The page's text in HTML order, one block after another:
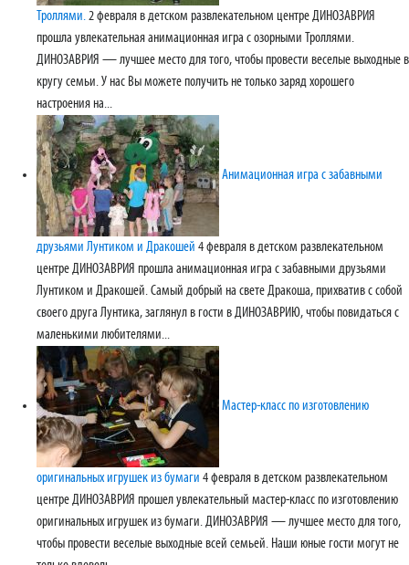
Троллями.2 февраля в детском развлекательном центре ДИНОЗАВРИЯ
прошла увлекательная анимационная игра с озорными Троллями.
ДИНОЗАВРИЯ — лучшее место для того, чтобы провести веселые выходные в
кругу семьи. У нас Вы можете получить не только заряд хорошего
настроения на...
Анимационная игра с забавными
друзьями Лунтиком и Дракошей 4 февраля в детском развлекательном
центре ДИНОЗАВРИЯ прошла анимационная игра с забавными друзьями
Лунтиком и Дракошей. Самый добрый на свете Дракоша, прихватив с собой
своего друга Лунтика, заглянул в гости в ДИНОЗАВРИЮ, чтобы повидаться с
маленькими любителями...
Мастер-класс по изготовлению
оригинальных игрушек из бумаги 4 февраля в детском развлекательном
центре ДИНОЗАВРИЯ прошел увлекательный мастер-класс по изготовлению
оригинальных игрушек из бумаги. ДИНОЗАВРИЯ — лучшее место для того,
чтобы провести веселые выходные всей семьей. Наши юные гости могут не